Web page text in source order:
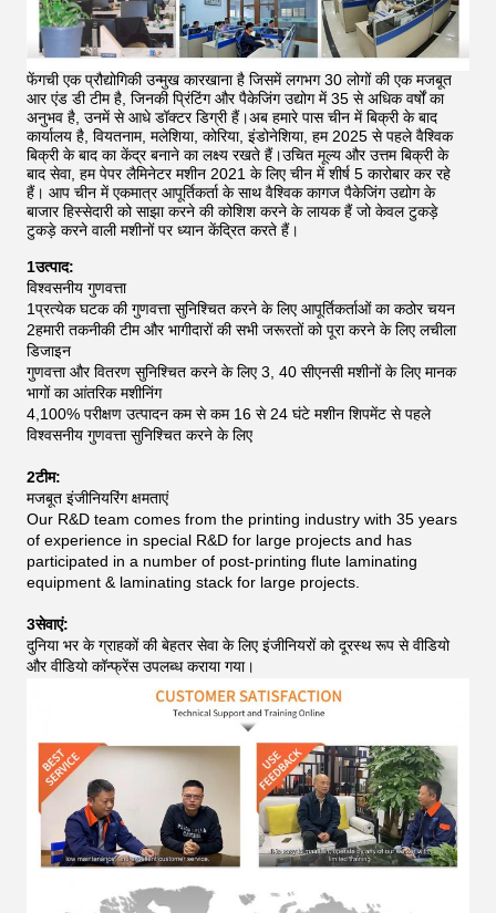
फेंगची एक प्रौद्योगिकी उन्मुख कारखाना है जिसमें लगभग 30 लोगों की एक मजबूत
आर एंड डी टीम है, जिनकी प्रिंटिंग और पैकेजिंग उद्योग में 35 से अधिक वर्षों का
अनुभव है, उनमें से आधे डॉक्टर डिग्री हैं।अब हमारे पास चीन में बिक्री के बाद
कार्यालय है, वियतनाम, मलेशिया, कोरिया, इंडोनेशिया, हम 2025 से पहले वैश्विक
बिक्री के बाद का केंद्र बनाने का लक्ष्य रखते हैं।उचित मूल्य और उत्तम बिक्री के
बाद सेवा, हम पेपर लैमिनेटर मशीन 2021 के लिए चीन में शीर्ष 5 कारोबार कर रहे
हैं। आप चीन में एकमात्र आपूर्तिकर्ता के साथ वैश्विक कागज पैकेजिंग उद्योग के
बाजार हिस्सेदारी को साझा करने की कोशिश करने के लायक हैं जो केवल टुकड़े
टुकड़े करने वाली मशीनों पर ध्यान केंद्रित करते हैं।
1उत्पाद:
विश्वसनीय गुणवत्ता
1प्रत्येक घटक की गुणवत्ता सुनिश्चित करने के लिए आपूर्तिकर्ताओं का कठोर चयन
2हमारी तकनीकी टीम और भागीदारों की सभी जरूरतों को पूरा करने के लिए लचीला
डिजाइन
गुणवत्ता और वितरण सुनिश्चित करने के लिए 3, 40 सीएनसी मशीनों के लिए मानक
भागों का आंतरिक मशीनिंग
4,100% परीक्षण उत्पादन कम से कम 16 से 24 घंटे मशीन शिपमेंट से पहले
विश्वसनीय गुणवत्ता सुनिश्चित करने के लिए
2टीम:
मजबूत इंजीनियरिंग क्षमताएं
Our R&D team comes from the printing industry with 35 years
of experience in special R&D for large projects and has
participated in a number of post-printing flute laminating
equipment & laminating stack for large projects.
3सेवाएं:
दुनिया भर के ग्राहकों की बेहतर सेवा के लिए इंजीनियरों को दूरस्थ रूप से वीडियो
और वीडियो कॉन्फ्रेंस उपलब्ध कराया गया।